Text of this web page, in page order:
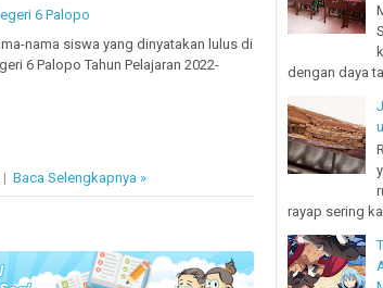
6 Palopo
nama siswa yang dinyatakan lulus di
6 Palopo Tahun Pelajaran 2022-
Baca Selengkapnya »
dengan daya
rayap sering